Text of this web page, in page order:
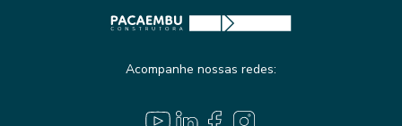
Acompanhe nossas redes: